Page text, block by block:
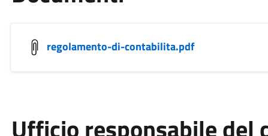
regolamento-di-contabilita.pdf